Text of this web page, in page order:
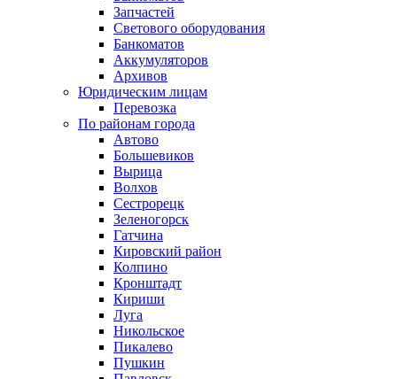
Запчастей
Светового оборудования
Банкоматов
Аккумуляторов
Архивов
Юридическим лицам
Перевозка
По районам города
Автово
Большевиков
Вырица
Волхов
Сестрорецк
Зеленогорск
Гатчина
Кировский район
Колпино
Кронштадт
Кириши
Луга
Никольское
Пикалево
Пушкин